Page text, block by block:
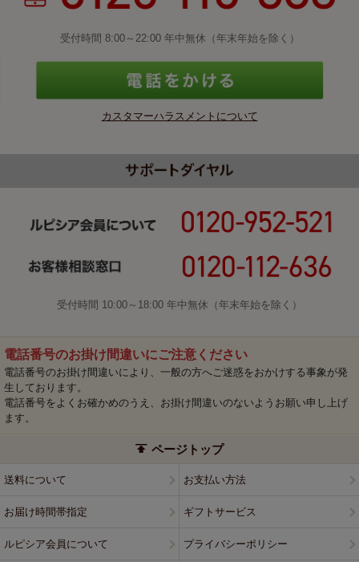
受付時間 8:00～22:00 年中無休（年末年始を除く）
カスタマーハラスメントについて
受付時間 10:00～18:00 年中無休（年末年始を除く）
電話番号のお掛け間違いにご注意ください
電話番号のお掛け間違いにより、一般の方へご迷惑をおかけする事象が発
生しております。
電話番号をよくお確かめのうえ、お掛け間違いのないようお願い申し上げ
ます。
ページトップ
送料について お支払い方法
お届け時間帯指定 ギフトサービス
ルピシア会員について プライバシーポリシー